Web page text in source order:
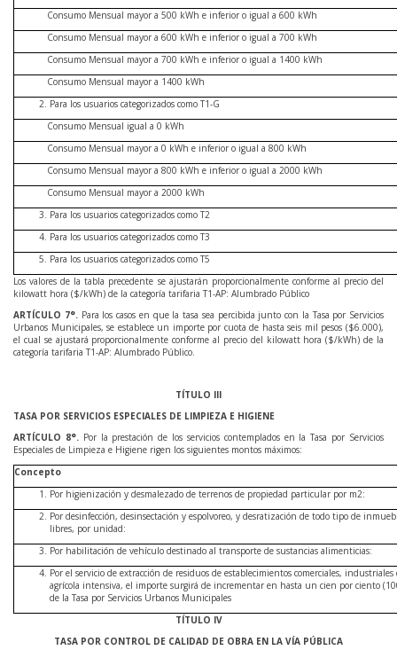
Consumo Mensual mayor a 500 kWh e inferior o igual a 600 kWh
Consumo Mensual mayor a 600 kWh e inferior o igual a 700 kWh
Consumo Mensual mayor a 700 kWh e inferior o igual a 1400 kWh
Consumo Mensual mayor a 1400 kWh
Para los usuarios categorizados como T1-G
Consumo Mensual igual a 0 kWh
Consumo Mensual mayor a 0 kWh e inferior o igual a 800 kWh
Consumo Mensual mayor a 800 kWh e inferior o igual a 2000 kWh
Consumo Mensual mayor a 2000 kWh
Para los usuarios categorizados como T2
Para los usuarios categorizados como T3
Para los usuarios categorizados como T5
Los valores de la tabla precedente se ajustarán proporcionalmente conforme al precio del
kilowatt hora ($/kWh) de la categoría tarifaria T1-AP: Alumbrado Público
ARTÍCULO 7°. Para los casos en que la tasa sea percibida junto con la Tasa por Servicios
Urbanos Municipales, se establece un importe por cuota de hasta seis mil pesos ($6.000),
el cual se ajustará proporcionalmente conforme al precio del kilowatt hora ($/kWh) de la
categoría tarifaria T1-AP: Alumbrado Público.
TÍTULO III
TASA POR SERVICIOS ESPECIALES DE LIMPIEZA E HIGIENE
ARTÍCULO 8°. Por la prestación de los servicios contemplados en la Tasa por Servicios
Especiales de Limpieza e Higiene rigen los siguientes montos máximos:
Concepto
Por higienización y desmalezado de terrenos de propiedad particular por m2:
Por desinfección, desinsectación y espolvoreo, y desratización de todo tipo de
libres, por unidad:
Por habilitación de vehículo destinado al transporte de sustancias alimenticias:
Por el servicio de extracción de residuos de establecimientos comerciales,
agrícola intensiva, el importe surgirá de incrementar en hasta un cien por ciento
de la Tasa por Servicios Urbanos Municipales
TÍTULO IV
TASA POR CONTROL DE CALIDAD DE OBRA EN LA VÍA PÚBLICA